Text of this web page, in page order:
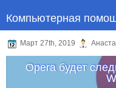
Компьютерная
Март 27th, 2019
Opera будет